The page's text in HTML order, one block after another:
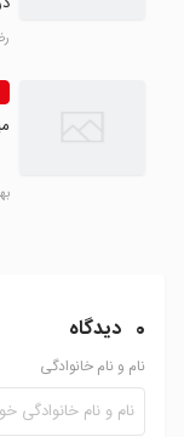
0 دیدگاه
نام و نام خانوادگی